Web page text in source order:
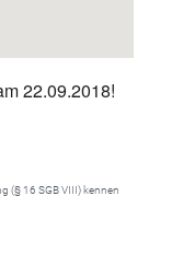
22.09.2018!
(§ 16 SGB VIII) kennen